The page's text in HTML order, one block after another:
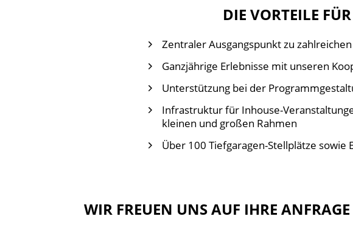
DIE VORTEILE
Zentraler Ausgangspunkt zu
Ganzjährige Erlebnisse mit unseren
Unterstützung bei der
Infrastruktur für Inhouse-
kleinen und großen Rahmen
Über 100 Tiefgaragen-Stellplätze sowie
WIR FREUEN UNS AUF IHRE